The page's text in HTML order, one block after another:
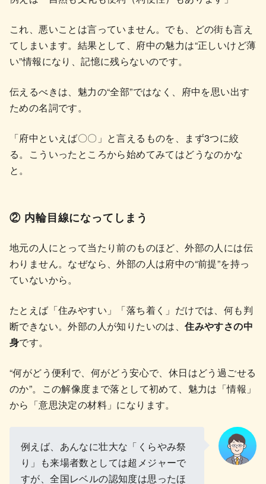
これ、悪いことは言っていません。でも、どの街も言え
てしまいます。結果として、府中の魅力は“正しいけど薄
い”情報になり、記憶に残らないのです。
伝えるべきは、魅力の“全部”ではなく、府中を思い出す
ための名詞です。
「府中といえば〇〇」と言えるものを、まず3つに絞
る。こういったところから始めてみてはどうなのかな
と。
② 内輪目線になってしまう
地元の人にとって当たり前のものほど、外部の人には伝
わりません。なぜなら、外部の人は府中の“前提”を持っ
ていないから。
たとえば「住みやすい」「落ち着く」だけでは、何も判
断できない。外部の人が知りたいのは、住みやすさの中
身です。
“何がどう便利で、何がどう安心で、休日はどう過ごせる
のか”。この解像度まで落として初めて、魅力は「情報」
から「意思決定の材料」になります。
例えば、あんなに壮大な「くらやみ祭
り」も来場者数としては超メジャーで
すが、全国レベルの認知度は思ったほ